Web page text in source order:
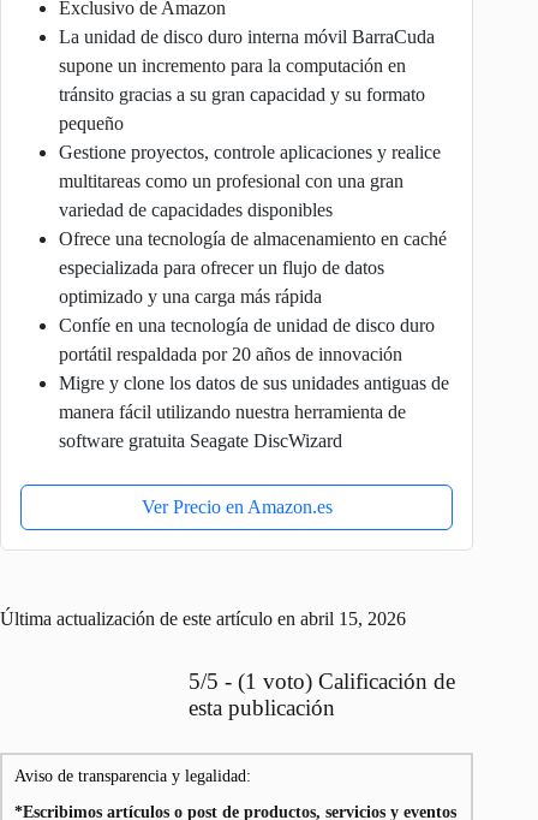
Exclusivo de Amazon
La unidad de disco duro interna móvil BarraCuda
supone un incremento para la computación en
tránsito gracias a su gran capacidad y su formato
pequeño
Gestione proyectos, controle aplicaciones y realice
multitareas como un profesional con una gran
variedad de capacidades disponibles
Ofrece una tecnología de almacenamiento en caché
especializada para ofrecer un flujo de datos
optimizado y una carga más rápida
Confíe en una tecnología de unidad de disco duro
portátil respaldada por 20 años de innovación
Migre y clone los datos de sus unidades antiguas de
manera fácil utilizando nuestra herramienta de
software gratuita Seagate DiscWizard
Ver Precio en Amazon.es
Última actualización de este artículo en abril 15, 2026
5/5 - (1 voto) Calificación de
esta publicación
Aviso de transparencia y legalidad:
*Escribimos artículos o post de productos, servicios y eventos